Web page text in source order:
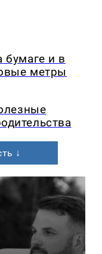
бумаге и в
метры
↓